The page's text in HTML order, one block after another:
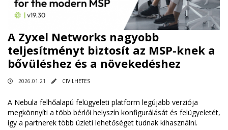
A Zyxel Networks nagyobb
teljesítményt biztosít az MSP-knek a
bővüléshez és a növekedéshez
2026.01.21 CIVILHETES
A Nebula felhőalapú felügyeleti platform legújabb verziója
megkönnyíti a több bérlői helyszín konfigurálását és felügyeletét,
így a partnerek több üzleti lehetőséget tudnak kihasználni.